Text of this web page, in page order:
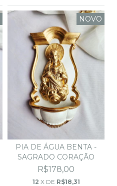
NOVO
PIA DE ÁGUA BENTA -
SAGRADO CORAÇÃO
R$178,00
12 X DE R$18,31